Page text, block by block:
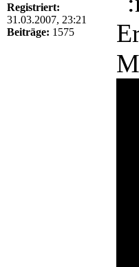
Registriert:
31.03.2007, 23:21
Beiträge: 1575